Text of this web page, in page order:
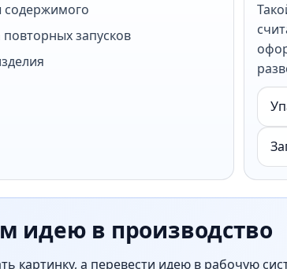
содержимого
запусков
идею в производство
картинку, а перевести идею в рабочую